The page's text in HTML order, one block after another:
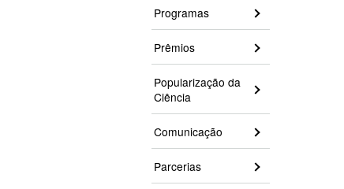
Programas
Prêmios
Popularização da
Ciência
Comunicação
Parcerias